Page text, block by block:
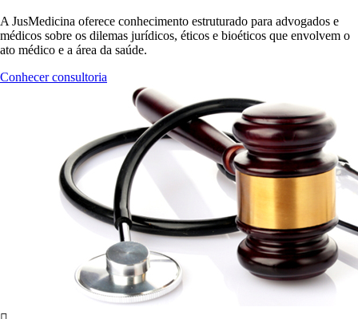
A JusMedicina oferece conhecimento estruturado para advogados e
médicos sobre os dilemas jurídicos, éticos e bioéticos que envolvem o
ato médico e a área da saúde.
Conhecer consultoria